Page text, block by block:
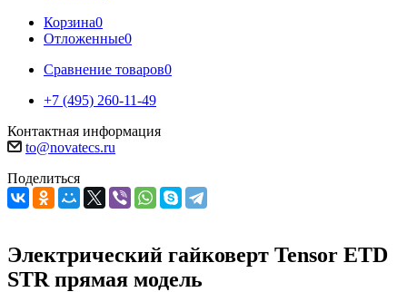
Корзина0
Отложенные0
Сравнение товаров0
+7 (495) 260-11-49
Контактная информация
to@novatecs.ru
Поделиться
Электрический гайковерт Tensor ETD
STR прямая модель